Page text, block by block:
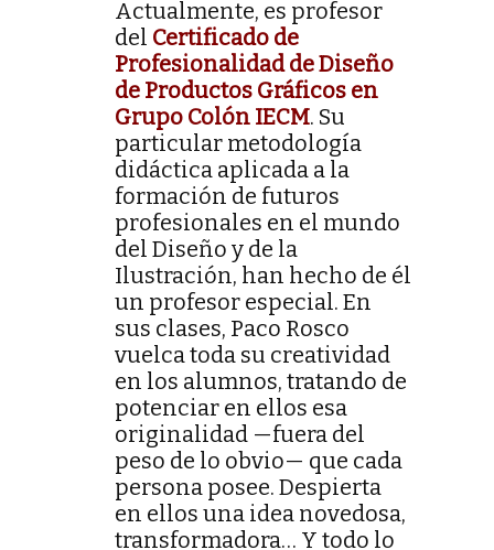
Actualmente, es profesor
del Certificado de
Profesionalidad de Diseño
de Productos Gráficos en
Grupo Colón IECM. Su
particular metodología
didáctica aplicada a la
formación de futuros
profesionales en el mundo
del Diseño y de la
Ilustración, han hecho de él
un profesor especial. En
sus clases, Paco Rosco
vuelca toda su creatividad
en los alumnos, tratando de
potenciar en ellos esa
originalidad —fuera del
peso de lo obvio— que cada
persona posee. Despierta
en ellos una idea novedosa,
transformadora… Y todo lo